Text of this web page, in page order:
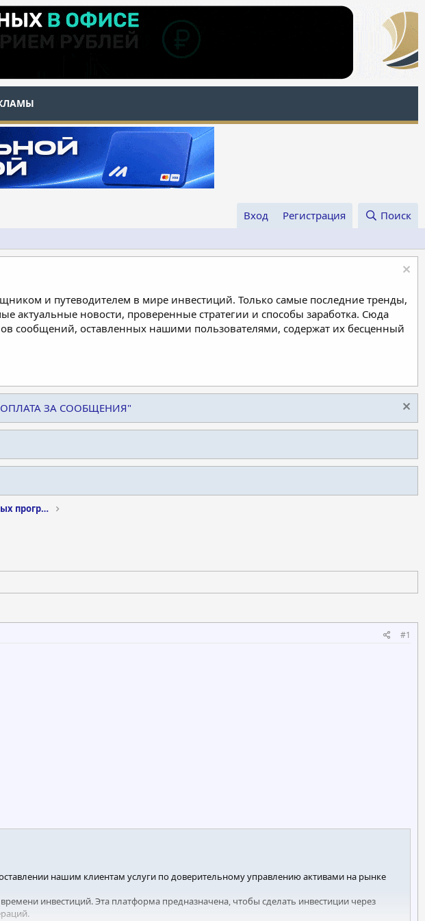
Вход Регистрация Поиск
и путеводителем в мире инвестиций. Только самые последние тренды,
актуальные новости, проверенные стратегии и способы заработка. Сюда
сообщений, оставленных нашими пользователями, содержат их бесценный
"ОПЛАТА ЗА СООБЩЕНИЯ"
Архив раздела: Список проблемных программ
#1
нашим клиентам услуги по доверительному управлению активами на рынке
инвестиций. Эта платформа предназначена, чтобы сделать инвестиции через